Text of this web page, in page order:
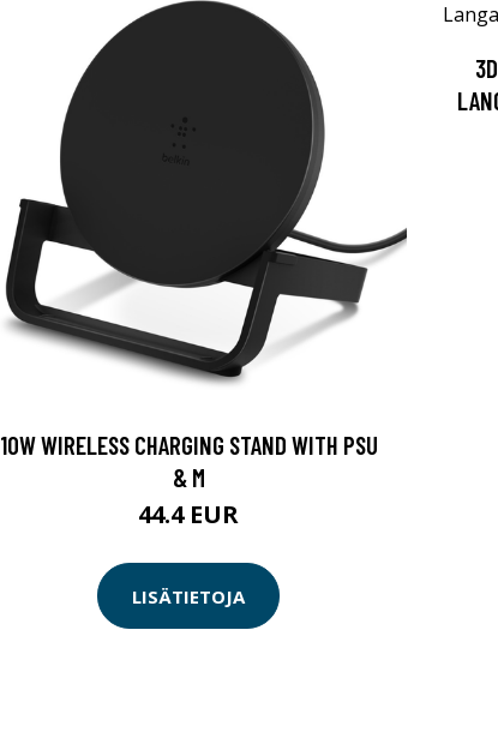
10W WIRELESS CHARGING STAND WITH PSU
& M
44.4 EUR
LISÄTIETOJA